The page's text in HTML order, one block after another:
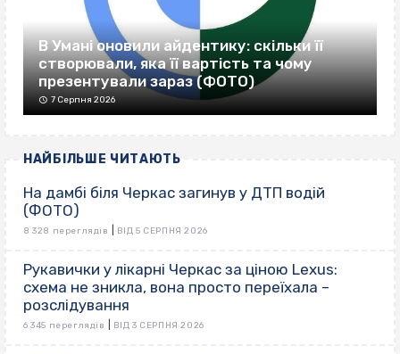
В Умані оновили айдентику: скільки її
створювали, яка її вартість та чому
презентували зараз (ФОТО)
7 Серпня 2026
НАЙБІЛЬШЕ ЧИТАЮТЬ
На дамбі біля Черкас загинув у ДТП водій
(ФОТО)
8 328 переглядів ВІД 5 СЕРПНЯ 2026
Рукавички у лікарні Черкас за ціною Lexus:
схема не зникла, вона просто переїхала –
розслідування
6 345 переглядів ВІД 3 СЕРПНЯ 2026